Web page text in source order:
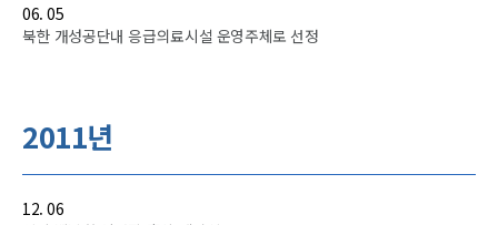
06. 05
북한 개성공단내 응급의료시설 운영주체로 선정
2011년
12. 06